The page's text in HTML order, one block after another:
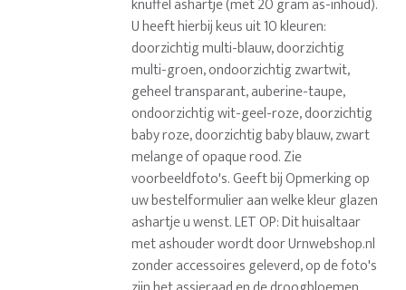
knuffel ashartje (met 20 gram as-inhoud).
U heeft hierbij keus uit 10 kleuren:
doorzichtig multi-blauw, doorzichtig
multi-groen, ondoorzichtig zwartwit,
geheel transparant, auberine-taupe,
ondoorzichtig wit-geel-roze, doorzichtig
baby roze, doorzichtig baby blauw, zwart
melange of opaque rood. Zie
voorbeeldfoto's. Geeft bij Opmerking op
uw bestelformulier aan welke kleur glazen
ashartje u wenst. LET OP: Dit huisaltaar
met ashouder wordt door Urnwebshop.nl
zonder accessoires geleverd, op de foto's